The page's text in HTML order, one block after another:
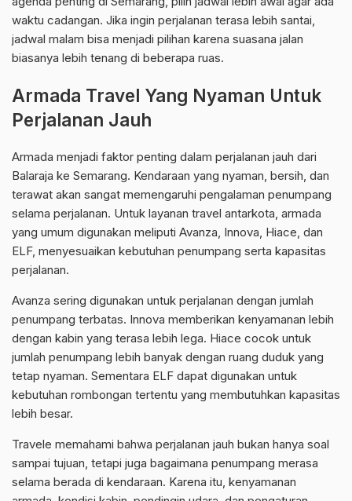
waktu cadangan. Jika ingin perjalanan terasa lebih santai,
jadwal malam bisa menjadi pilihan karena suasana jalan
biasanya lebih tenang di beberapa ruas.
Armada Travel Yang Nyaman Untuk
Perjalanan Jauh
Armada menjadi faktor penting dalam perjalanan jauh dari
Balaraja ke Semarang. Kendaraan yang nyaman, bersih, dan
terawat akan sangat memengaruhi pengalaman penumpang
selama perjalanan. Untuk layanan travel antarkota, armada
yang umum digunakan meliputi Avanza, Innova, Hiace, dan
ELF, menyesuaikan kebutuhan penumpang serta kapasitas
perjalanan.
Avanza sering digunakan untuk perjalanan dengan jumlah
penumpang terbatas. Innova memberikan kenyamanan lebih
dengan kabin yang terasa lebih lega. Hiace cocok untuk
jumlah penumpang lebih banyak dengan ruang duduk yang
tetap nyaman. Sementara ELF dapat digunakan untuk
kebutuhan rombongan tertentu yang membutuhkan kapasitas
lebih besar.
Travele memahami bahwa perjalanan jauh bukan hanya soal
sampai tujuan, tetapi juga bagaimana penumpang merasa
selama berada di kendaraan. Karena itu, kenyamanan